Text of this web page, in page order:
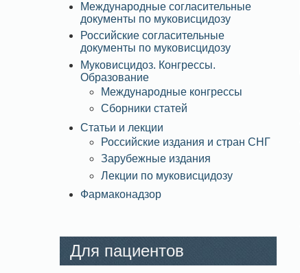
Международные согласительные
документы по муковисцидозу
Российские согласительные
документы по муковисцидозу
Муковисцидоз. Конгрессы.
Образование
Международные конгрессы
Сборники статей
Статьи и лекции
Российские издания и стран СНГ
Зарубежные издания
Лекции по муковисцидозу
Фармаконадзор
Для пациентов